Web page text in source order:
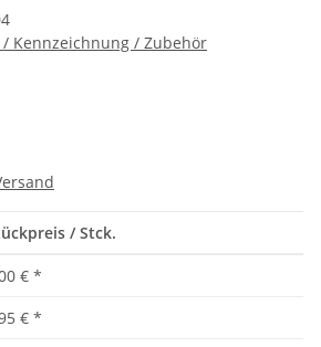
Kennzeichnung / Zubehör
/ Stck.
€ *
€ *